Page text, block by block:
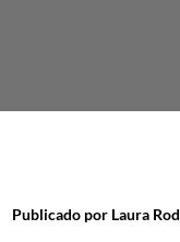
Publicado por Laura